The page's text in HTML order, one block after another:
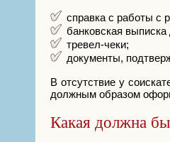
справка с работы с
банковская
тревел-чеки;
документы,
В отсутствие у
должным образом
Какая должна